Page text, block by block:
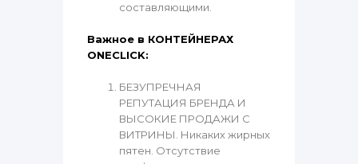
составляющими.
Важное в КОНТЕЙНЕРАХ
ONECLICK:
БЕЗУПРЕЧНАЯ
РЕПУТАЦИЯ БРЕНДА И
ВЫСОКИЕ ПРОДАЖИ С
ВИТРИНЫ. Никаких жирных
пятен. Отсутствие